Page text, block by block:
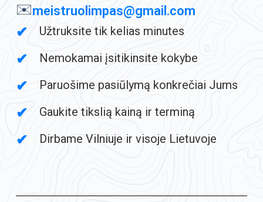
✉️meistruolimpas@gmail.com
Užtruksite tik kelias minutes
Nemokamai įsitikinsite kokybe
Paruošime pasiūlymą konkrečiai Jums
Gaukite tikslią kainą ir terminą
Dirbame Vilniuje ir visoje Lietuvoje